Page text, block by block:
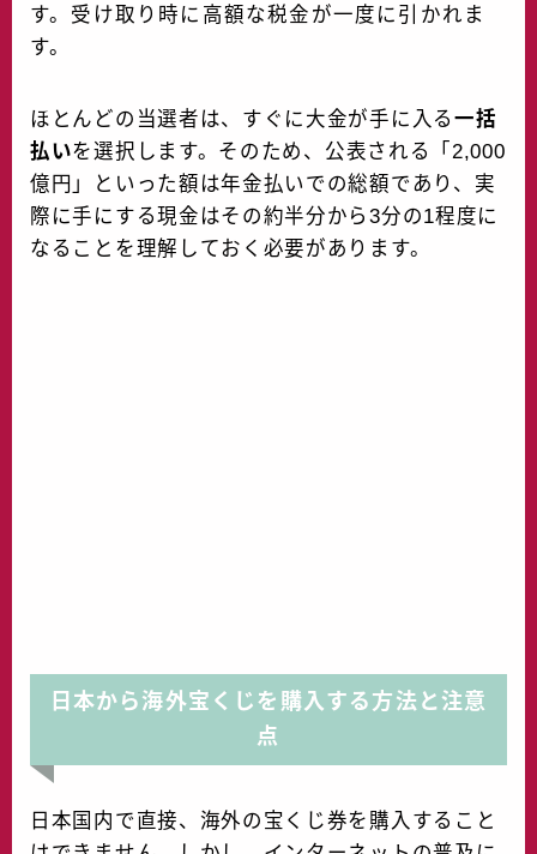
す。受け取り時に高額な税金が一度に引かれま
す。
ほとんどの当選者は、すぐに大金が手に入る一括
払いを選択します。そのため、公表される「2,000
億円」といった額は年金払いでの総額であり、実
際に手にする現金はその約半分から3分の1程度に
なることを理解しておく必要があります。
日本から海外宝くじを購入する方法と注意
点
日本国内で直接、海外の宝くじ券を購入すること